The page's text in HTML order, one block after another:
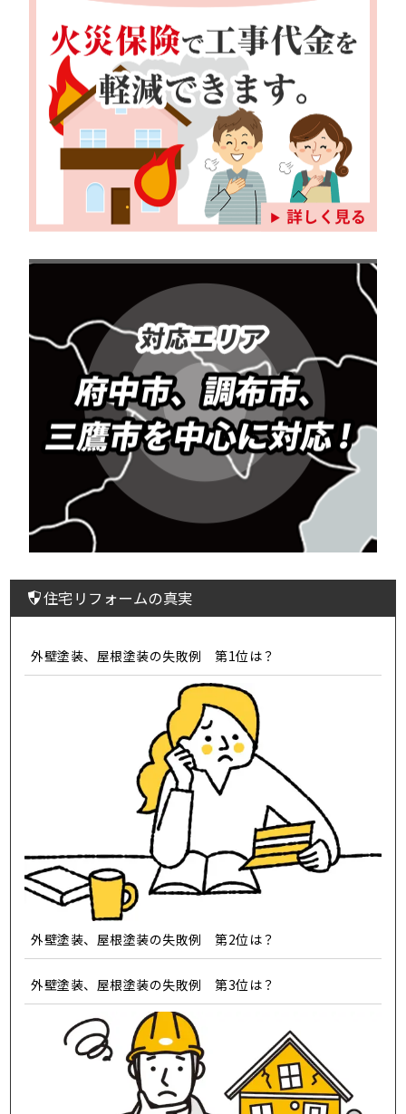
住宅リフォームの真実
外壁塗装、屋根塗装の失敗例 第1位は？
外壁塗装、屋根塗装の失敗例 第2位は？
外壁塗装、屋根塗装の失敗例 第3位は？